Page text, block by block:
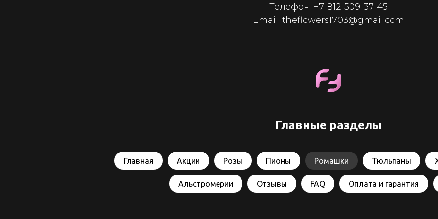
Телефон: +7-812-509-37-45
Email: theflowers1703@gmail.com
Главные разделы
Главная Акции Розы Пионы Ромашки Тюльпаны
Альстромерии Отзывы FAQ Оплата и гарантия